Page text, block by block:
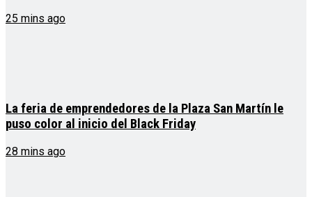
25 mins ago
La feria de emprendedores de la Plaza San Martín le
puso color al inicio del Black Friday
28 mins ago